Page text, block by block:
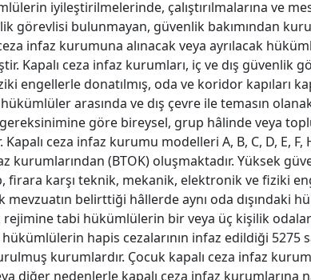
iyileştirilmelerinde, çalıştırılmalarına ve
görevlisi bulunmayan, güvenlik bakımından
infaz kurumuna alınacak veya ayrılacak
Kapalı ceza infaz kurumları, iç ve dış güvenlik
engellerle donatılmış, oda ve koridor kapıları
hükümlüler arasında ve dış çevre ile temasın
göre bireysel, grup hâlinde veya
ceza infaz kurumu modelleri A, B, C, D, E, F,
kurumlarından (BTOK) oluşmaktadır. Yüksek
karşı teknik, mekanik, elektronik ve fiziki
belirttiği hâllerde aynı oda dışındaki
tabi hükümlülerin bir veya üç kişilik
hapis cezalarının infaz edildiği 5275
kurumlardır. Çocuk kapalı ceza infaz
diğer nedenlerle kapalı ceza infaz kurumlarına